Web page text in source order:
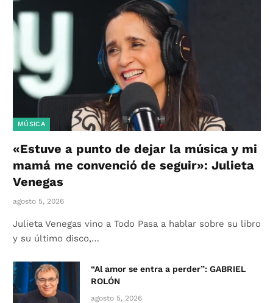
MÚSICA
«Estuve a punto de dejar la música y mi
mamá me convenció de seguir»: Julieta
Venegas
agosto 5, 2026
Julieta Venegas vino a Todo Pasa a hablar sobre su libro
y su último disco,…
“Al amor se entra a perder”: GABRIEL
ROLÓN
agosto 5, 2026